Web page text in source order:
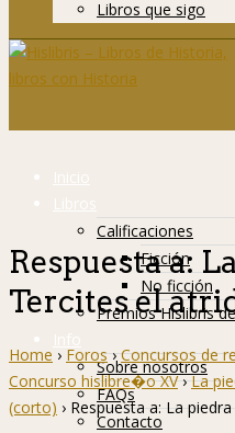
Libros que sigo
Inicio
Libros
Calificaciones
Ficción
No ficción
Premios Hislibris
Info
Sobre nosotros
FAQs
Contacto
Respuesta a:
Tercites el
Home › Foros › Concursos de
Concurso hislibre�o XV › La
(corto) › Respuesta a: La